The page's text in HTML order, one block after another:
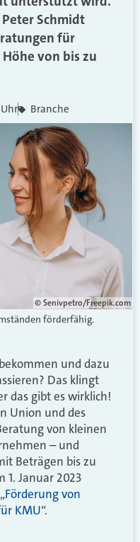
Schmidt
für
von bis zu
Branche
© Senivpetro/Freepik.com
förderfähig.
und dazu
Das klingt
das gibt es wirklich!
Union und des
von kleinen
– und
Beträgen bis zu
1. Januar 2023
Förderung von
KMU“.